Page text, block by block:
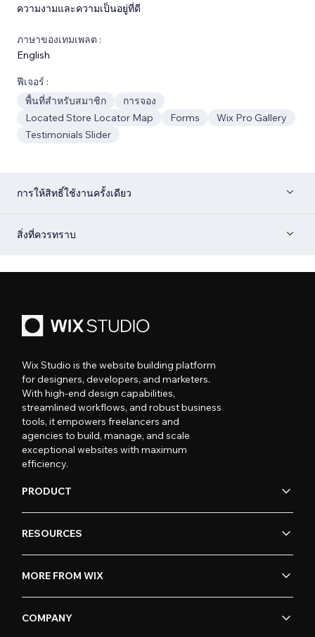
ความงามและความเป็นอยู่ที่ดี
ภาษาของเทมเพลต :
English
ฟีเจอร์ :
พื้นที่สำหรับสมาชิก
การจอง
Located Store Locator Map
Forms
Wix Pro Gallery
Testimonials Slider
การให้สิทธิ์ใช้งานครั้งเดียว
สิ่งที่ควรทราบ
Wix Studio is the website building platform
for designers, developers, and marketers.
With high-end design capabilities,
streamlined workflows, and robust business
tools, it empowers freelancers and
agencies to build, manage, and scale
exceptional websites with maximum
efficiency.
PRODUCT
RESOURCES
MORE FROM WIX
COMPANY